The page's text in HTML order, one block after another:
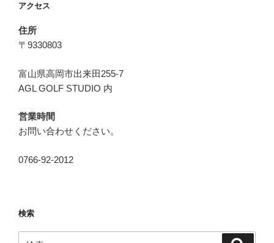
ン
アクセス
住所
〒9330803
富山県高岡市出来田255-7
AGL GOLF STUDIO 内
営業時間
お問い合わせください。
0766-92-2012
検索